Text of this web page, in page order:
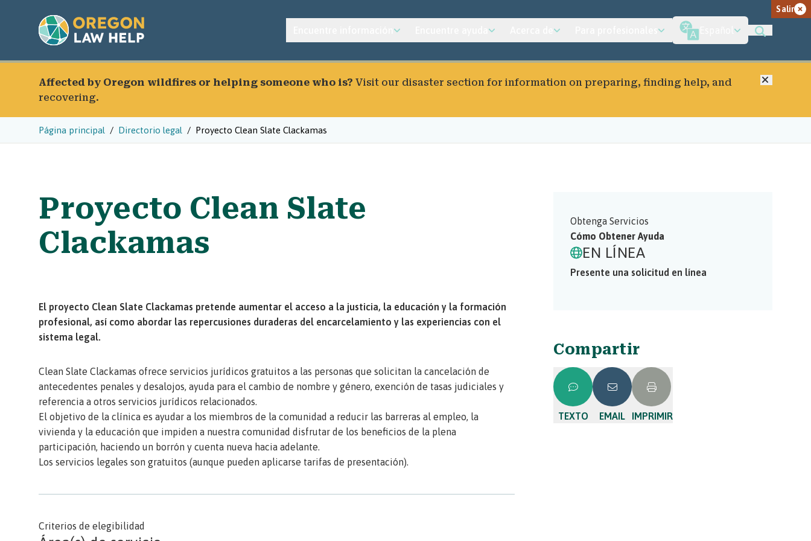
Salir
Affected by Oregon wildfires or helping someone who is? Visit our disaster section for information on preparing, finding help, and
recovering.
Cerrar
Página principal Directorio legal Proyecto Clean Slate Clackamas
Proyecto Clean Slate
Clackamas
El proyecto Clean Slate Clackamas pretende aumentar el acceso a la justicia, la educación y la formación
profesional, así como abordar las repercusiones duraderas del encarcelamiento y las experiencias con el
sistema legal.
Clean Slate Clackamas ofrece servicios jurídicos gratuitos a las personas que solicitan la cancelación de
antecedentes penales y desalojos, ayuda para el cambio de nombre y género, exención de tasas judiciales y
referencia a otros servicios jurídicos relacionados.
El objetivo de la clínica es ayudar a los miembros de la comunidad a reducir las barreras al empleo, la
vivienda y la educación que impiden a nuestra comunidad disfrutar de los beneficios de la plena
participación, haciendo un borrón y cuenta nueva hacia adelante.
Los servicios legales son gratuitos (aunque pueden aplicarse tarifas de presentación).
Criterios de elegibilidad
Obtenga Servicios
Cómo Obtener Ayuda
EN LÍNEA
Presente una solicitud en línea
Compartir
TEXTO EMAIL IMPRIMIR